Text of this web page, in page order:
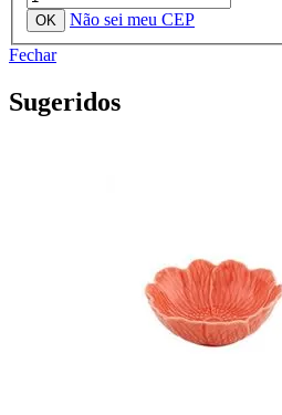
Não sei meu CEP
Fechar
Sugeridos